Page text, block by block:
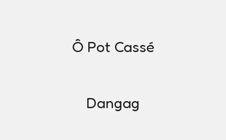
Ô Pot Cassé
Dangag